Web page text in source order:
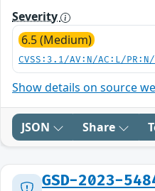
Severity
6.5 (Medium)
CVSS:3.1/AV:N/AC:L/
Show details on source
JSON Share
GSD-2023-